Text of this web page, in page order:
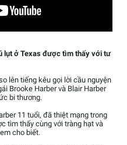
lụt ở Texas được tìm thấy với tư
lên tiếng kêu gọi lời cầu nguyện
Brooke Harber và Blair Harber
bi thương.
11 tuổi, đã thiệt mạng trong
tìm thấy cùng với tràng hạt và
cho biết.